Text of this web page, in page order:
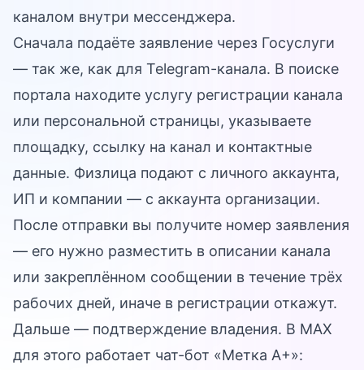
каналом внутри мессенджера.
Сначала подаёте заявление через Госуслуги
— так же, как для Telegram-канала. В поиске
портала находите услугу регистрации канала
или персональной страницы, указываете
площадку, ссылку на канал и контактные
данные. Физлица подают с личного аккаунта,
ИП и компании — с аккаунта организации.
После отправки вы получите номер заявления
— его нужно разместить в описании канала
или закреплённом сообщении в течение трёх
рабочих дней, иначе в регистрации откажут.
Дальше — подтверждение владения. В MAX
для этого работает чат-бот «Метка А+»: